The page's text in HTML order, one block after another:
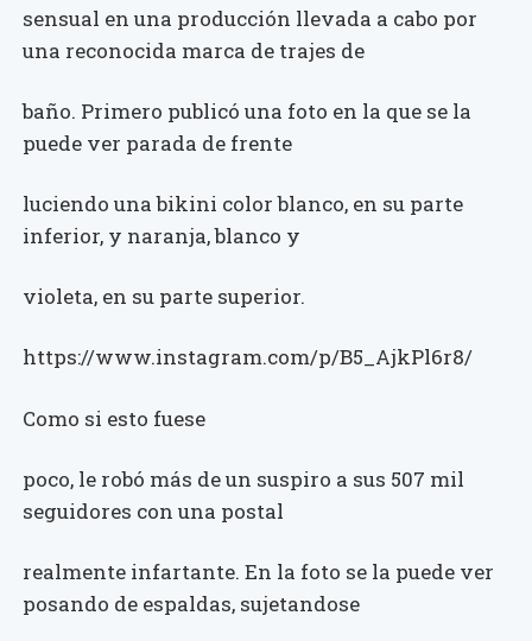
sensual en una producción llevada a cabo por
una reconocida marca de trajes de
baño. Primero publicó una foto en la que se la
puede ver parada de frente
luciendo una bikini color blanco, en su parte
inferior, y naranja, blanco y
violeta, en su parte superior.
https://www.instagram.com/p/B5_AjkPl6r8/
Como si esto fuese
poco, le robó más de un suspiro a sus 507 mil
seguidores con una postal
realmente infartante. En la foto se la puede ver
posando de espaldas, sujetandose